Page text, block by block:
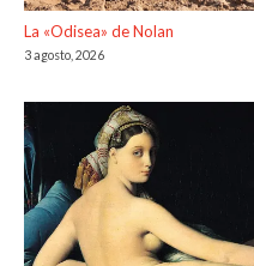
La «Odisea» de Nolan
3 agosto, 2026